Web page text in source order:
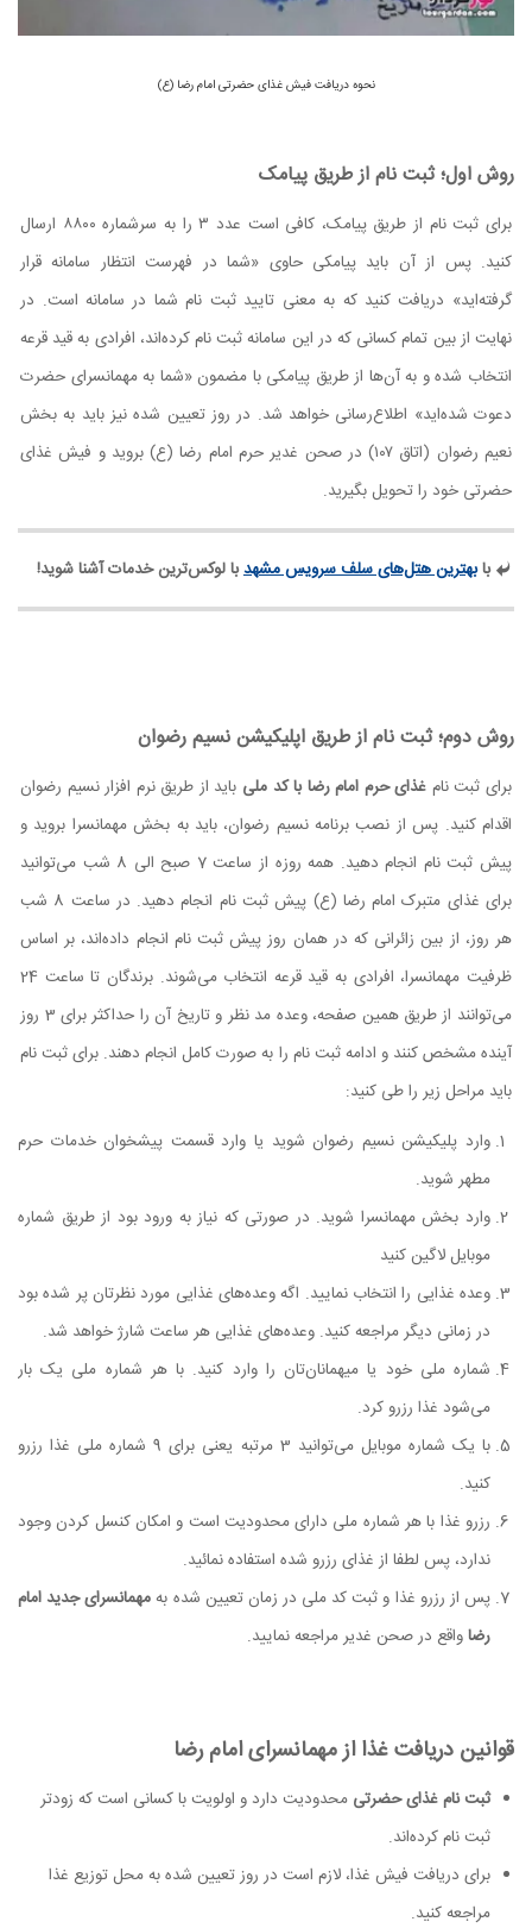
نحوه دریافت فیش غذای حضرتی امام رضا (ع)
روش اول؛ ثبت نام از طریق پیامک
برای ثبت نام از طریق پیامک، کافی است عدد ۳ را به سرشماره ۸۸۰۰ ارسال
کنید. پس از آن باید پیامکی حاوی «شما در فهرست انتظار سامانه قرار
گرفته‌اید» دریافت کنید که به معنی تایید ثبت نام شما در سامانه است. در
نهایت از بین تمام کسانی که در این سامانه ثبت نام کرده‌اند، افرادی به قید قرعه
انتخاب شده و به آن‌ها از طریق پیامکی با مضمون «شما به مهمانسرای حضرت
دعوت شده‌اید» اطلاع‌رسانی خواهد شد. در روز تعیین شده نیز باید به بخش
نعیم رضوان (اتاق ۱۰۷) در صحن غدیر حرم امام رضا (ع) بروید و فیش غذای
حضرتی خود را تحویل بگیرید.
بابهترین هتل‌های سلف سرویس مشهدبا لوکس‌ترین خدمات آشنا شوید!
روش دوم؛ ثبت نام از طریق اپلیکیشن نسیم رضوان
برای ثبت نام غذای حرم امام رضا با کد ملی باید از طریق نرم افزار نسیم رضوان
اقدام کنید. پس از نصب برنامه نسیم رضوان، باید به بخش مهمانسرا بروید و
پیش ثبت نام انجام دهید. همه روزه از ساعت 7 صبح الی 8 شب می‌توانید
برای غذای متبرک امام رضا (ع) پیش ثبت نام انجام دهید. در ساعت 8 شب
هر روز، از بین زائرانی که در همان روز پیش ثبت نام انجام داده‌اند، بر اساس
ظرفیت مهمانسرا، افرادی به قید قرعه انتخاب می‌شوند. برندگان تا ساعت 24
می‌توانند از طریق همین صفحه، وعده مد نظر و تاریخ آن را حداکثر برای 3 روز
آینده مشخص کنند و ادامه ثبت نام را به صورت کامل انجام دهند. برای ثبت نام
باید مراحل زیر را طی کنید:
وارد پلیکیشن نسیم رضوان شوید یا وارد قسمت پیشخوان خدمات حرم
مطهر شوید.
وارد بخش مهمانسرا شوید. در صورتی که نیاز به ورود بود از طریق شماره
موبایل لاگین کنید
وعده غذایی را انتخاب نمایید. اگه وعده‌های غذایی مورد نظرتان پر شده بود
در زمانی دیگر مراجعه کنید. وعده‌های غذایی هر ساعت شارژ خواهد شد.
شماره ملی خود یا میهمانان‌تان را وارد کنید. با هر شماره ملی یک بار
می‌شود غذا رزرو کرد.
با یک شماره موبایل می‌توانید 3 مرتبه یعنی برای 9 شماره ملی غذا رزرو
کنید.
رزرو غذا با هر شماره ملی دارای محدودیت است و امکان کنسل کردن وجود
ندارد، پس لطفا از غذای رزرو شده استفاده نمائید.
پس از رزرو غذا و ثبت کد ملی در زمان تعیین شده بهمهمانسرای جدید امام
رضاواقع در صحن غدیر مراجعه نمایید.
قوانین دریافت غذا از مهمانسرای امام رضا
ثبت نام غذای حضرتی محدودیت دارد و اولویت با کسانی است که زودتر
ثبت نام کرده‌اند.
برای دریافت فیش غذا، لازم است در روز تعیین شده به محل توزیع غذا
مراجعه کنید.